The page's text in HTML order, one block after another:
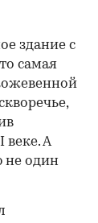
здание с
самая
веке. А
не один